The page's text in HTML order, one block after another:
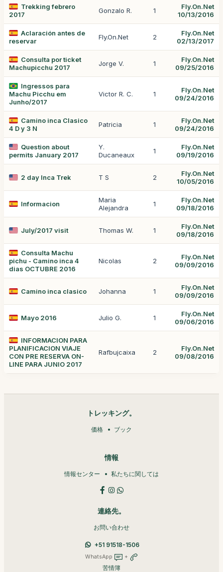
Trekking febrero
2017
Gonzalo R. 1
Fly.On.Net
10/13/2016
Aclaración antes de
reservar
Fly.On.Net 2
Fly.On.Net
02/13/2017
Consulta por ticket
Machupicchu 2017
Jorge V. 1
Fly.On.Net
09/25/2016
Ingressos para
Machu Picchu em
Junho/2017
Victor R. C. 1
Fly.On.Net
09/24/2016
Camino inca Clasico
4 D y 3 N
Patricia 1
Fly.On.Net
09/24/2016
Question about
permits January 2017
Y.
Ducaneaux
1
Fly.On.Net
09/19/2016
2 day Inca Trek T S 2
Fly.On.Net
10/05/2016
Informacion
Maria
Alejandra
1
Fly.On.Net
09/18/2016
July/2017 visit Thomas W. 1
Fly.On.Net
09/18/2016
Consulta Machu
pichu - Camino inca 4
dias OCTUBRE 2016
Nicolas 2
Fly.On.Net
09/09/2016
Camino inca clasico Johanna 1
Fly.On.Net
09/09/2016
Mayo 2016 Julio G. 1
Fly.On.Net
09/06/2016
INFORMACION PARA
PLANIFICACION VIAJE
CON PRE RESERVA ON-
LINE PARA JUNIO 2017
Rafbujcaixa 2
Fly.On.Net
09/08/2016
トレッキング。
価格 ブック
情報
情報センター 私たちに関しては
連絡先。
お問い合わせ
+51 91518-1506
WhatsApp +
苦情簿